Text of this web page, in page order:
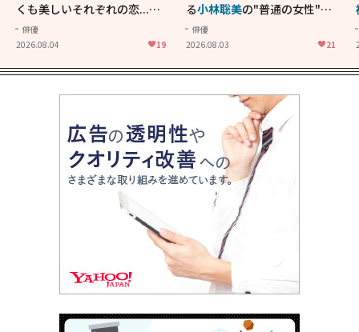
くも美しいそれぞれの恋...生
きることの尊さを教えてくれ
た映画「あの花が咲く丘で、
俳優
2026.08.04
19
る小林聡美の"普通の女性"が
大人に刺さる...映画「かもめ
食堂」にも通じる静かな芝居
俳優
2026.08.03
21